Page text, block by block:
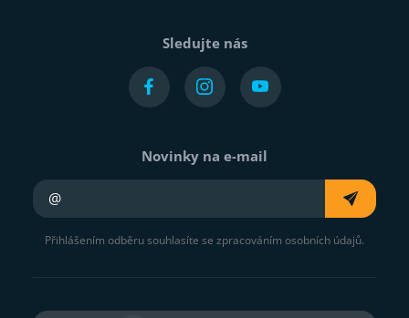
Sledujte nás
Novinky na e-mail
Přihlášením odběru souhlasíte se zpracováním osobních údajů.